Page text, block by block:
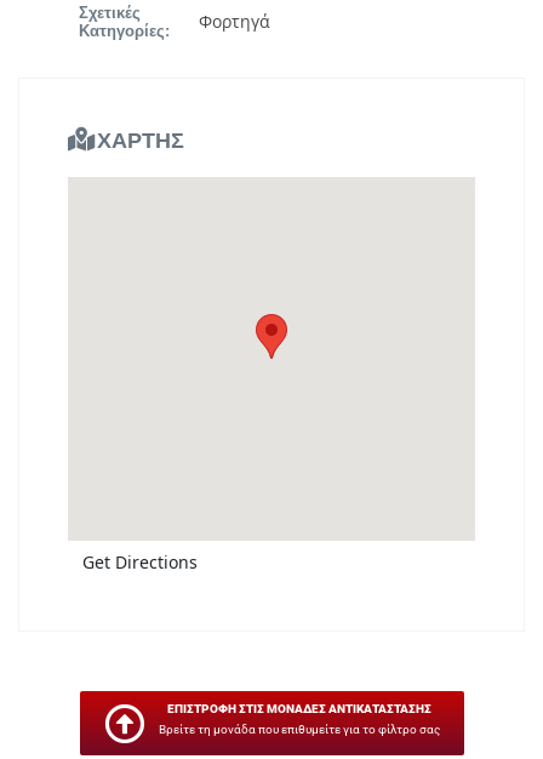
Σχετικές
Κατηγορίες: Φορτηγά
ΧΑΡΤΗΣ
Get Directions
ΕΠΙΣΤΡΟΦΗ ΣΤΙΣ ΜΟΝΑΔΕΣ ΑΝΤΙΚΑΤΑΣΤΑΣΗΣ
Βρείτε τη μονάδα που επιθυμείτε για το φίλτρο σας